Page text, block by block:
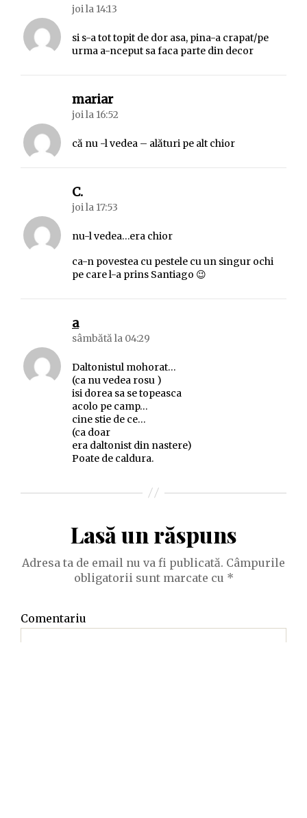
joi la 14:13
si s-a tot topit de dor asa, pina-a crapat/pe
urma a-nceput sa faca parte din decor
mariarspune:
joi la 16:52
că nu -l vedea – alături pe alt chior
C.spune:
joi la 17:53
nu-l vedea…era chior
ca-n povestea cu pestele cu un singur ochi
pe care l-a prins Santiago 😉
aspune:
sâmbătă la 04:29
Daltonistul mohorat…
(ca nu vedea rosu )
isi dorea sa se topeasca
acolo pe camp…
cine stie de ce…
(ca doar
era daltonist din nastere)
Poate de caldura.
Lasă un răspuns
Adresa ta de email nu va fi publicată. Câmpurile
obligatorii sunt marcate cu *
Comentariu